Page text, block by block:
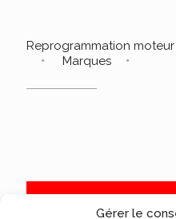
Gérer le
Reprogrammation moteur
Marques